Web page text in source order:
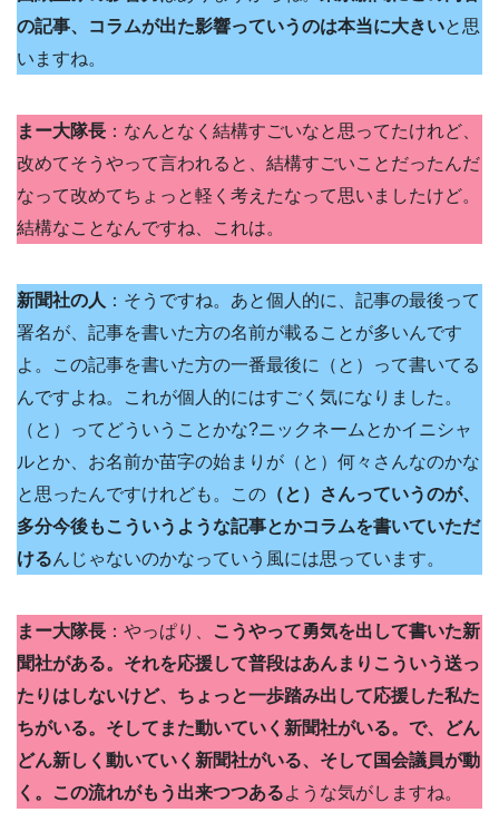
の記事、コラムが出た影響っていうのは本当に大きいと思
いますね。
まー大隊長 ：なんとなく結構すごいなと思ってたけれど、
改めてそうやって言われると、結構すごいことだったんだ
なって改めてちょっと軽く考えたなって思いましたけど。
結構なことなんですね、これは。
新聞社の人 ：そうですね。あと個人的に、記事の最後って
署名が、記事を書いた方の名前が載ることが多いんです
よ。この記事を書いた方の一番最後に（と）って書いてる
んですよね。これが個人的にはすごく気になりました。
（と）ってどういうことかな?ニックネームとかイニシャ
ルとか、お名前か苗字の始まりが（と）何々さんなのかな
と思ったんですけれども。この （と）さんっていうのが、
多分今後もこういうような記事とかコラムを書いていただ
けるんじゃないのかなっていう風には思っています。
まー大隊長 ：やっぱり、
こうやって勇気を出して書いた新
聞社がある。それを応援して普段はあんまりこういう送っ
たりはしないけど、ちょっと一歩踏み出して応援した私た
ちがいる。そしてまた動いていく新聞社がいる。で、どん
どん新しく動いていく新聞社がいる、そして国会議員が動
く。この流れがもう出来つつあるような気がしますね。